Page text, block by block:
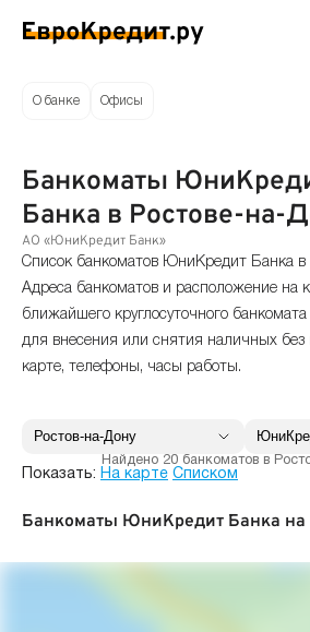
О банке Офисы
Банкоматы
Банка в Ростове-на-
АО «ЮниКредит Банк»
Список банкоматов ЮниКредит Банка в
Адреса банкоматов и расположение на
ближайшего круглосуточного
для внесения или снятия наличных без
карте, телефоны, часы работы.
Найдено 20 банкоматов в
Показать: На карте Списком
Банкоматы ЮниКредит Банка на